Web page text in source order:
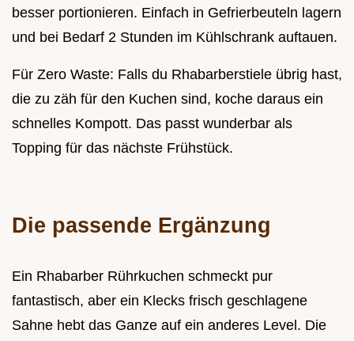
besser portionieren. Einfach in Gefrierbeuteln lagern
und bei Bedarf 2 Stunden im Kühlschrank auftauen.
Für Zero Waste: Falls du Rhabarberstiele übrig hast,
die zu zäh für den Kuchen sind, koche daraus ein
schnelles Kompott. Das passt wunderbar als
Topping für das nächste Frühstück.
Die passende Ergänzung
Ein Rhabarber Rührkuchen schmeckt pur
fantastisch, aber ein Klecks frisch geschlagene
Sahne hebt das Ganze auf ein anderes Level. Die